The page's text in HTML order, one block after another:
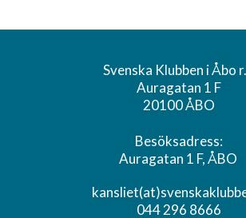
Svenska Klubben i Åbo
Auragatan 1 F
20100 ÅBO
Besöksadress:
Auragatan 1 F, ÅBO
044 296 8666